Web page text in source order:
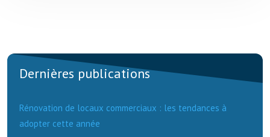
Dernières publications
Rénovation de locaux commerciaux : les tendances à
adopter cette année